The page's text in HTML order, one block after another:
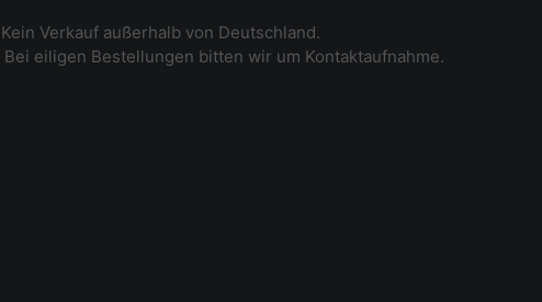
Verkauf außerhalb von Deutschland.
eiligen Bestellungen bitten wir um Kontaktaufnahme.